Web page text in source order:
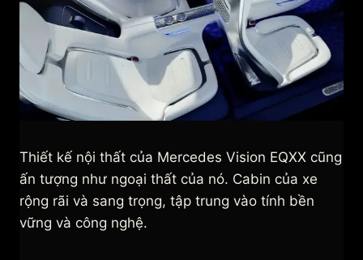
Thiết kế nội thất của Mercedes Vision EQXX cũng
ấn tượng như ngoại thất của nó. Cabin của xe
rộng rãi và sang trọng, tập trung vào tính bền
vững và công nghệ.